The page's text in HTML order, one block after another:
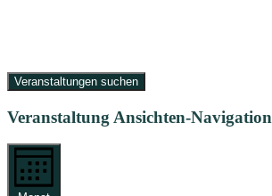
Veranstaltungen suchen
Veranstaltung Ansichten-Navigation